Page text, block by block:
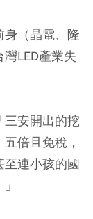
身（晶電、隆
LED產業失
三安開出的挖
倍且免稅，
連小孩的國